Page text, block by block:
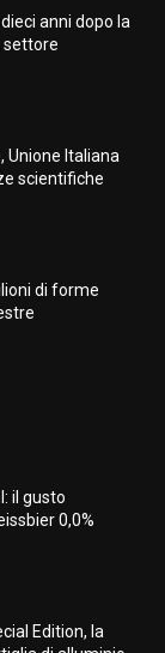
anni dopo la
settore
Unione Italiana
scientifiche
di forme
il gusto
0,0%
Edition, la